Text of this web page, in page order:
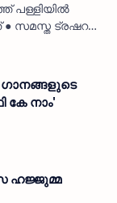
പള്ളിയിൽ
● സമസ്ത ട്രഷറർ
ഗാനങ്ങളുടെ
നാം'
ഹജ്ജുമ്മ